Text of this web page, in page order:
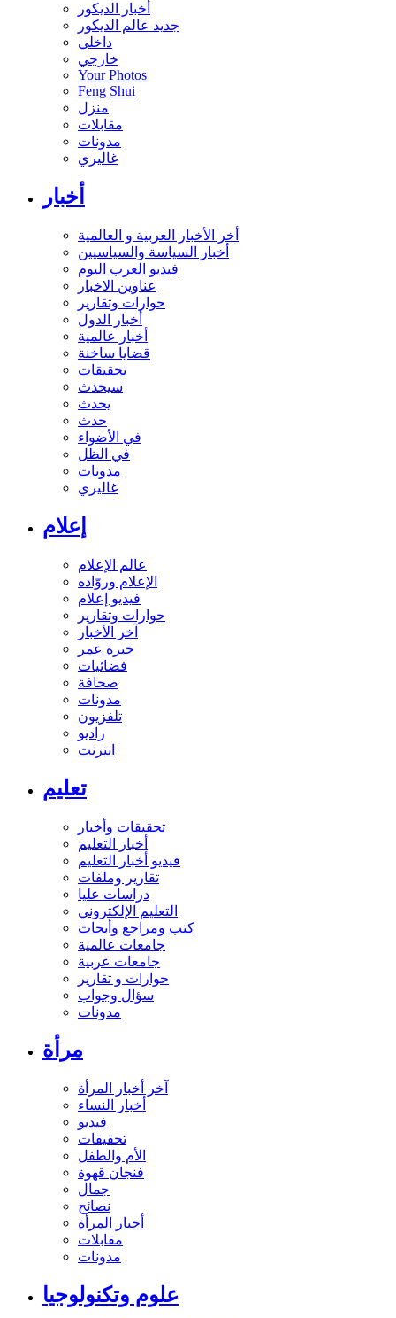
أخبار الديكور
جديد عالم الديكور
داخلي
خارجي
Your Photos
Feng Shui
منزل
مقابلات
مدونات
غاليري
أخبار
أخر الأخبار العربية و العالمية
أخبار السياسة والسياسيين
فيديو العرب اليوم
عناوين الاخبار
حوارات وتقارير
أخبار الدول
أخبار عالمية
قضايا ساخنة
تحقيقات
سيحدث
يحدث
حدث
في الأضواء
في الظل
مدونات
غاليري
إعلام
عالم الإعلام
الإعلام وروّاده
فيديو إعلام
حوارات وتقارير
آخر الأخبار
خبرة عمر
فضائيات
صحافة
مدونات
تلفزيون
راديو
انترنت
تعليم
تحقيقات وأخبار
أخبار التعليم
فيديو أخبار التعليم
تقارير وملفات
دراسات عليا
التعليم الإلكتروني
كتب ومراجع وأبحاث
جامعات عالمية
جامعات عربية
حوارات و تقارير
سؤال وجواب
مدونات
مرأة
آخر أخبار المرأة
أخبار النساء
فيديو
تحقيقات
الأم والطفل
فنجان قهوة
جمال
نصائح
أخبار المرأة
مقابلات
مدونات
علوم وتكنولوجيا